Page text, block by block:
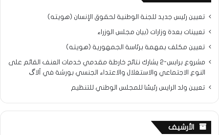
تعيين رئيس جديد للجنة الوطنية لحقوق الإنسان (هويته)
تعيينات بعدة وزارات (بيان مجلس الوزراء
تعيين مكلف بمهمة برئاسة الجمهورية (هويته)
مشروع برابس-2 يشارك نتائح خارطة مقدمي خدمات العنف القائم على
النوع الاجتماعي والاستغلال والاعتداء الجنسي بورشة في ألاگ
تعيين ولد الرايس رئيسًا للمجلس الوطني للتنظيم
الأرشيف